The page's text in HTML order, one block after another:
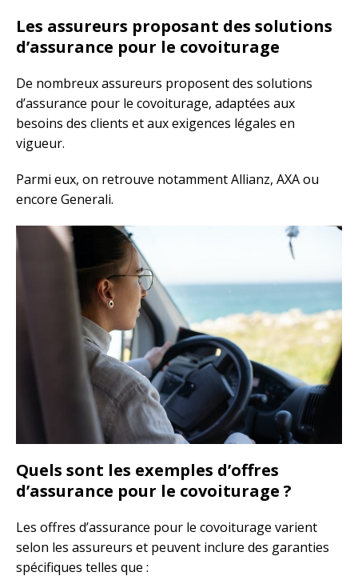
Les assureurs proposant des solutions
d’assurance pour le covoiturage
De nombreux assureurs proposent des solutions
d’assurance pour le covoiturage, adaptées aux
besoins des clients et aux exigences légales en
vigueur.
Parmi eux, on retrouve notamment Allianz, AXA ou
encore Generali.
Quels sont les exemples d’offres
d’assurance pour le covoiturage ?
Les offres d’assurance pour le covoiturage varient
selon les assureurs et peuvent inclure des garanties
spécifiques telles que :